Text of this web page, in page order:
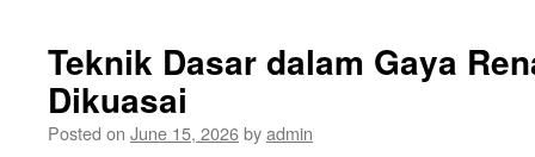
Teknik Dasar dalam Gaya
Dikuasai
Posted on June 15, 2026byadmin